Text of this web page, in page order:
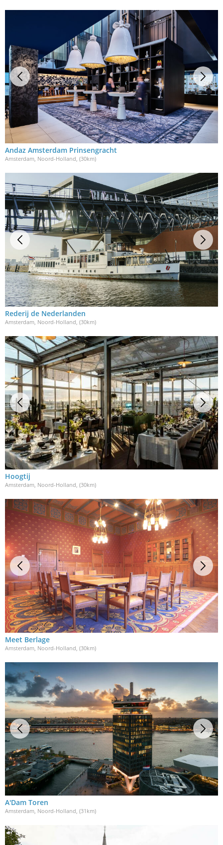
Andaz Amsterdam Prinsengracht
Amsterdam, Noord-Holland, (30km)
Rederij de Nederlanden
Amsterdam, Noord-Holland , (30km)
Hoogtij
Amsterdam, Noord-Holland, (30km)
Meet Berlage
Amsterdam, Noord-Holland , (30km)
A'Dam Toren
Amsterdam, Noord-Holland, (31km)